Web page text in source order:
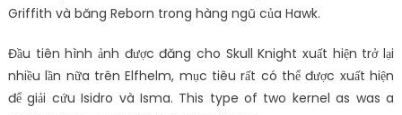
Griffith và băng Reborn trong hàng ngũ của Hawk.
Đầu tiên hình ảnh được đăng cho Skull Knight xuất hiện trở lại
nhiều lần nữa trên Elfhelm, mục tiêu rất có thể được xuất hiện
để giải cứu Isidro và Isma. This type of two kernel as was a